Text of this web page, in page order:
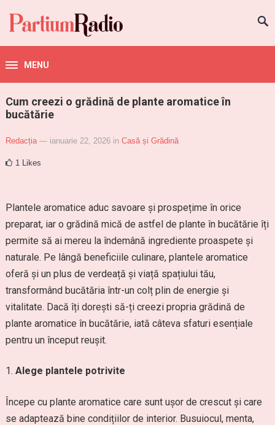
MENU
Cum creezi o grădină de plante aromatice în
bucătărie
Redacția — ianuarie 22, 2026 in Casă și Grădină
1 Likes
Plantele aromatice aduc savoare și prospețime în orice
preparat, iar o grădină mică de astfel de plante în bucătărie îți
permite să ai mereu la îndemână ingrediente proaspete și
naturale. Pe lângă beneficiile culinare, plantele aromatice
oferă și un plus de verdeață și viață spațiului tău,
transformând bucătăria într-un colț plin de energie și
vitalitate. Dacă îți dorești să-ți creezi propria grădină de
plante aromatice în bucătărie, iată câteva sfaturi esențiale
pentru un început reușit.
Alege plantele potrivite
Începe cu plante aromatice care sunt ușor de crescut și care
se adaptează bine condițiilor de interior. Busuiocul, menta,